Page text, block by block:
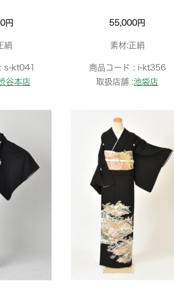
円
絹
s-kt041
谷本店
55,000円
素材:正絹
商品コード : i-kt356
取扱店舗 :池袋店